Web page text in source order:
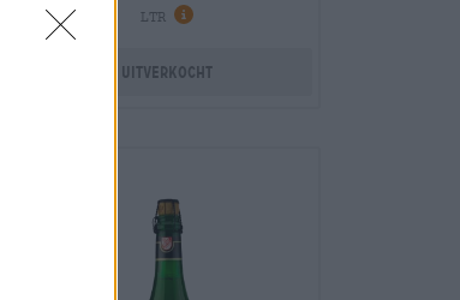
LTR
info
Uitverkocht